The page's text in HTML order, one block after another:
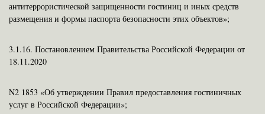
антитеррористической защищенности гостиниц и иных средств
размещения и формы паспорта безопасности этих объектов»;
3.1.16. Постановлением Правительства Российской Федерации от
18.11.2020
N2 1853 «Об утверждении Правил предоставления гостиничных
услуг в Российской Федерации»;